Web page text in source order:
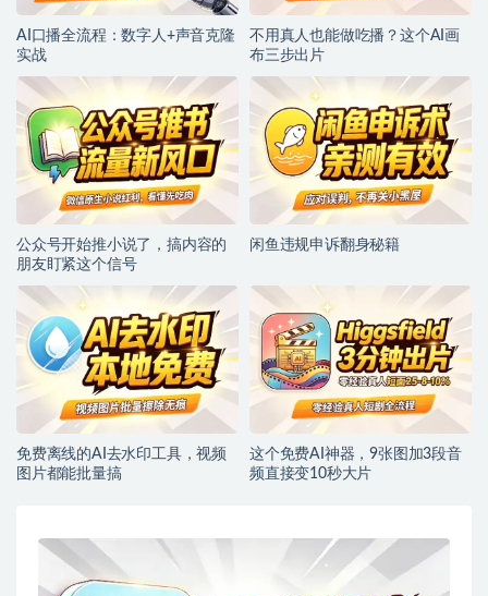
AI口播全流程：数字人+声音克隆
实战
不用真人也能做吃播？这个AI画
布三步出片
公众号开始推小说了，搞内容的
朋友盯紧这个信号
闲鱼违规申诉翻身秘籍
免费离线的AI去水印工具，视频
图片都能批量搞
这个免费AI神器，9张图加3段音
频直接变10秒大片